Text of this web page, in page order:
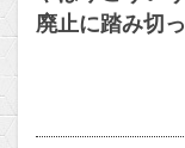
廃止に踏み切